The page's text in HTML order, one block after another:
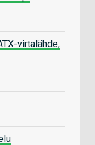
virtalähde,